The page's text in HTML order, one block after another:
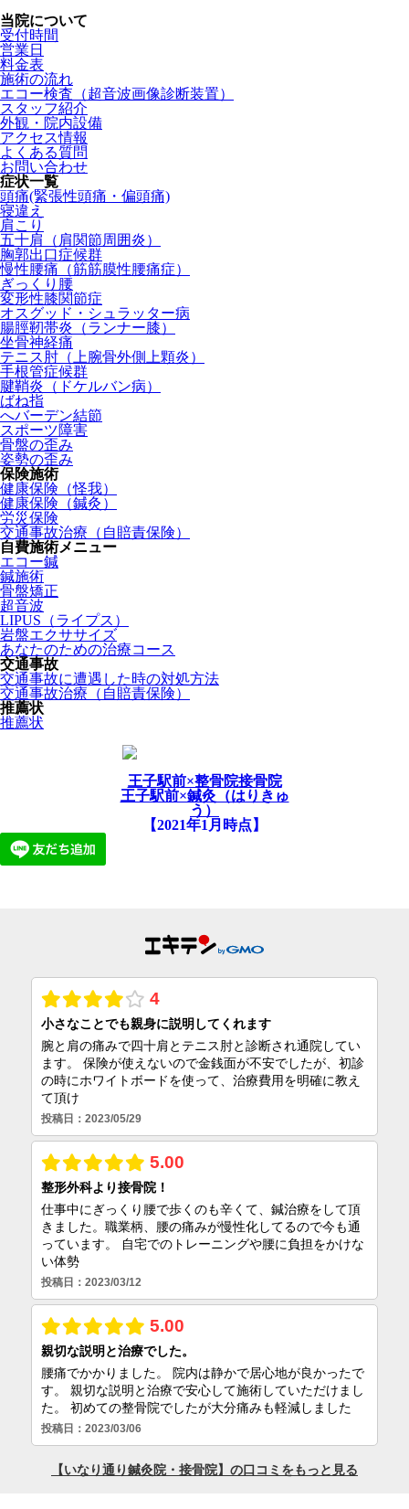
当院について
受付時間
営業日
料金表
施術の流れ
エコー検査（超音波画像診断装置）
スタッフ紹介
外観・院内設備
アクセス情報
よくある質問
お問い合わせ
症状一覧
頭痛(緊張性頭痛・偏頭痛)
寝違え
肩こり
五十肩（肩関節周囲炎）
胸郭出口症候群
慢性腰痛（筋筋膜性腰痛症）
ぎっくり腰
変形性膝関節症
オスグッド・シュラッター病
腸脛靭帯炎（ランナー膝）
坐骨神経痛
テニス肘（上腕骨外側上顆炎）
手根管症候群
腱鞘炎（ドケルバン病）
ばね指
へバーデン結節
スポーツ障害
骨盤の歪み
姿勢の歪み
保険施術
健康保険（怪我）
健康保険（鍼灸）
労災保険
交通事故治療（自賠責保険）
自費施術メニュー
エコー鍼
鍼施術
骨盤矯正
超音波
LIPUS（ライプス）
岩盤エクササイズ
あなたのための治療コース
交通事故
交通事故に遭遇した時の対処方法
交通事故治療（自賠責保険）
推薦状
推薦状
王子駅前×整骨院接骨院
王子駅前×鍼灸（はりきゅ
う）
【2021年1月時点】